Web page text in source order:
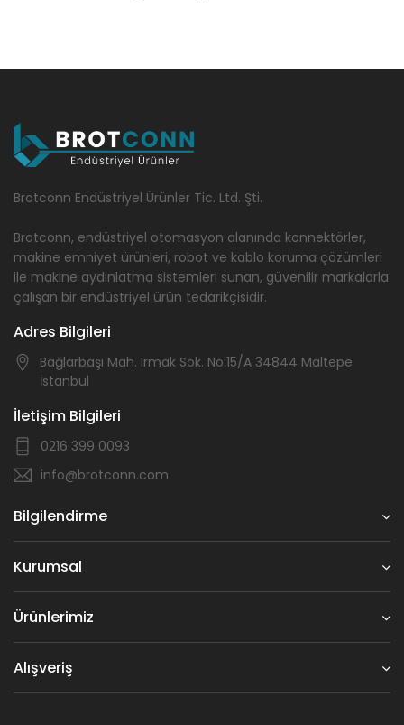
Brotconn Endüstriyel Ürünler Tic. Ltd. Şti.
Brotconn, endüstriyel otomasyon alanında konnektörler,
makine emniyet ürünleri, robot ve kablo koruma çözümleri
ile makine aydınlatma sistemleri sunan, güvenilir markalarla
çalışan bir endüstriyel ürün tedarikçisidir.
Adres Bilgileri
Bağlarbaşı Mah. Irmak Sok. No:15/A 34844 Maltepe
İstanbul
İletişim Bilgileri
0216 399 0093
info@brotconn.com
Bilgilendirme
Kurumsal
Ürünlerimiz
Alışveriş